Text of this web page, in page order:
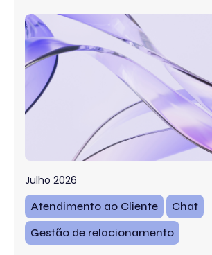
Atendimento ao Cliente
Chat
Gestão de relacionamento
Julho 2026